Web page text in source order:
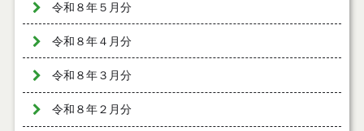
令和８年５月分
令和８年４月分
令和８年３月分
令和８年２月分